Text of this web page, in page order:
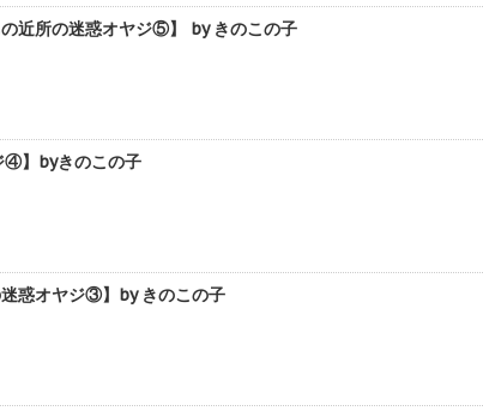
近所の迷惑オヤジ⑤】 by きのこの子
④】byきのこの子
惑オヤジ③】by きのこの子